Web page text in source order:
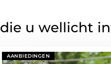
die u wellicht
AANBIEDINGEN